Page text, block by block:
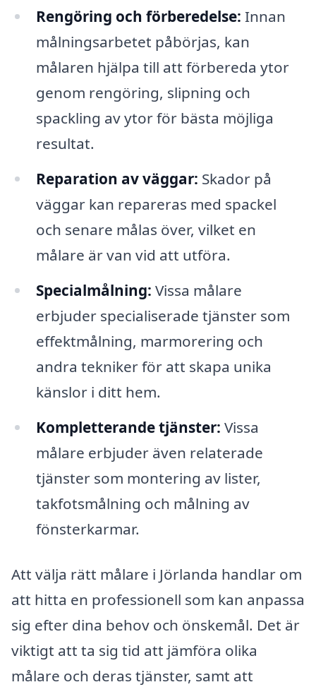
Rengöring och förberedelse: Innan
målningsarbetet påbörjas, kan
målaren hjälpa till att förbereda ytor
genom rengöring, slipning och
spackling av ytor för bästa möjliga
resultat.
Reparation av väggar: Skador på
väggar kan repareras med spackel
och senare målas över, vilket en
målare är van vid att utföra.
Specialmålning: Vissa målare
erbjuder specialiserade tjänster som
effektmålning, marmorering och
andra tekniker för att skapa unika
känslor i ditt hem.
Kompletterande tjänster: Vissa
målare erbjuder även relaterade
tjänster som montering av lister,
takfotsmålning och målning av
fönsterkarmar.
Att välja rätt målare i Jörlanda handlar om
att hitta en professionell som kan anpassa
sig efter dina behov och önskemål. Det är
viktigt att ta sig tid att jämföra olika
målare och deras tjänster, samt att